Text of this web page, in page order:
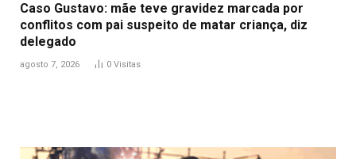
Caso Gustavo: mãe teve gravidez marcada por
conflitos com pai suspeito de matar criança, diz
delegado
agosto 7, 2026 0 Visitas